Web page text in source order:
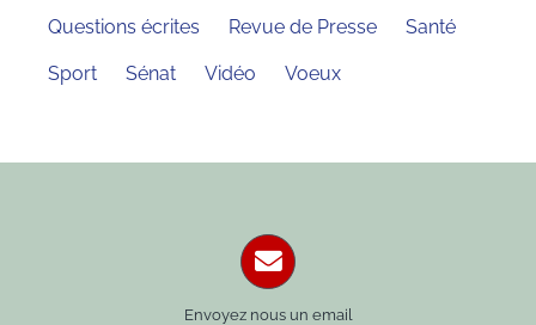
Questions écrites Revue de Presse Santé
Sport Sénat Vidéo Voeux
Envoyez nous un email